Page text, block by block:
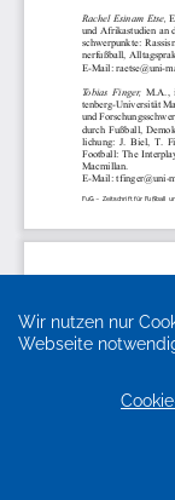
Wir nutzen nur
Webseite